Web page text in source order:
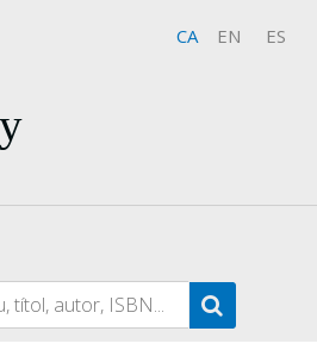
CA EN ES